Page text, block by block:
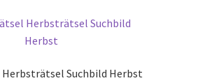
Suchbild Herbst